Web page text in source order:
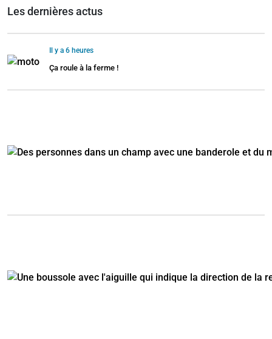
Les dernières actus
Il y a 6 heures
Ça roule à la ferme !